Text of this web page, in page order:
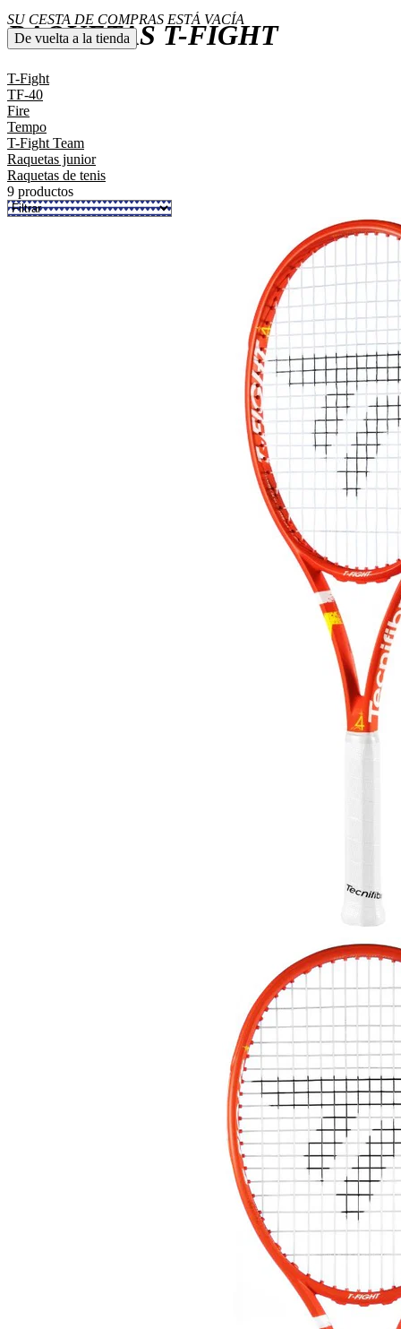
SU CESTA DE COMPRAS ESTÁ VACÍA
De vuelta a la tienda
RAQUETAS T-FIGHT
T-Fight
TF-40
Fire
Tempo
T-Fight Team
Raquetas junior
Raquetas de tenis
9 productos